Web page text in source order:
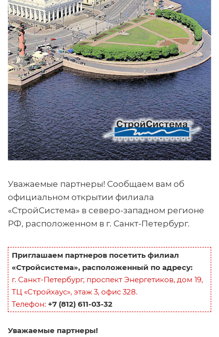
Уважаемые партнеры! Сообщаем вам об
официальном открытии филиала
«СтройСистема» в северо-западном регионе
РФ, расположенном в г. Санкт-Петербург.
Приглашаем партнеров посетить филиал
«Стройсистема», расположенный по адресу:
г. Санкт-Петербург, проспект Энергетиков, дом 19,
ТЦ «Стройхаус», этаж 3, офис 328.
Телефон: +7 (812) 611-03-32
Уважаемые партнеры!